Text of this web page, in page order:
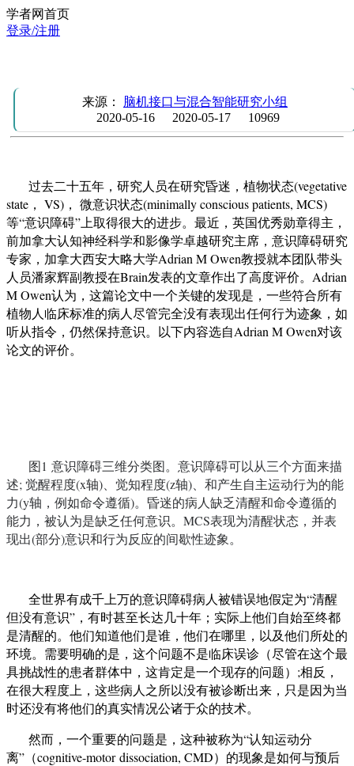
学者网首页
登录/注册
来源： 脑机接口与混合智能研究小组
2020-05-16
2020-05-17 10969
过去二十五年， 研究人员在研究昏迷，植物状态(vegetative
state， VS)， 微意识状态(minimally conscious patients, MCS)
等“意识障碍”上取得很大的进步。最近，英国优秀勋章得主，
前加拿大认知神经科学和影像学卓越研究主席，意识障碍研究
专家，加拿大西安大略大学Adrian M Owen教授就本团队带头
人员潘家辉副教授在Brain发表的文章作出了高度评价。 Adrian
M Owen认为， 这篇论文中一个关键的发现是，一些符合所有
植物人临床标准的病人尽管完全没有表现出任何行为迹象，如
听从指令 ，仍然保持意识。 以下内容选自Adrian M Owen对该
论文的评价。
图1 意识障碍三维分类图。 意识障碍可以从三个方面来描
述; 觉醒程度(x轴) 、觉知程度(z轴)、 和产生自主运动行为的能
力(y轴， 例如命令遵循)。昏迷的病人缺乏清醒和命令遵循的
能力，被认为是缺乏任何意识。 MCS表现为清醒状态，并表
现出(部分)意识和行为反应的间歇性迹象。
全世界有成千上万的意识障碍病人被错误地假定为“清醒
但没有意识”，有时甚至长达几十年；实际上他们自始至终都
是清醒的。他们知道他们是谁，他们在哪里，以及他们所处的
环境。需要明确的是，这个问题不是临床误诊 （尽管在这个最
具挑战性的患者群体中，这肯定是一个现存的问题） ;相反，
在很大程度上，这些病人之所以没有被诊断出来，只是因为当
时还没有将他们的真实情况公诸于众的技术。
然而，一个重要的问题是，这种被称为“认知运动分
离”（cognitive-motordissociation, CMD）的现象是如何与预后